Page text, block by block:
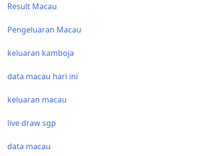
Result Macau
Pengeluaran Macau
keluaran kamboja
data macau hari ini
keluaran macau
live draw sgp
data macau